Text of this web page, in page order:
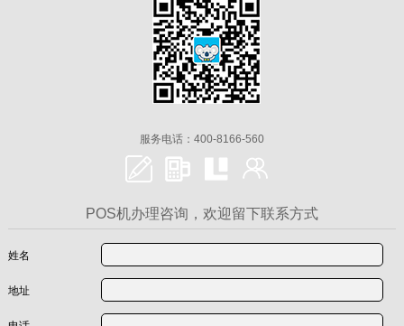
服务电话：400-8166-560
POS机办理咨询，欢迎留下联系方式
姓名
地址